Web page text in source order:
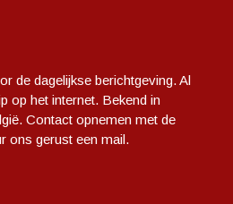
de dagelijkse berichtgeving. Al
op het internet. Bekend in
Contact opnemen met de
ons gerust een mail.